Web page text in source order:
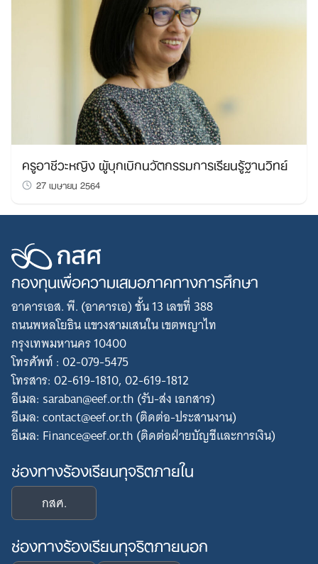
Search
for:
ครูอาชีวะหญิง ผู้บุกเบิกนวัตกรรมการเรียนรู้ฐานวิทย์
27 เมษายน 2564
กองทุนเพื่อความเสมอภาคทางการศึกษา
อาคารเอส. พี. (อาคารเอ) ชั้น 13 เลขที่ 388
ถนนพหลโยธิน แขวงสามเสนใน เขตพญาไท
กรุงเทพมหานคร 10400
โทรศัพท์ : 02-079-5475
โทรสาร: 02-619-1810, 02-619-1812
อีเมล: saraban@eef.or.th (รับ-ส่ง เอกสาร)
อีเมล: contact@eef.or.th (ติดต่อ-ประสานงาน)
อีเมล: Finance@eef.or.th (ติดต่อฝ่ายบัญชีและการเงิน)
ช่องทางร้องเรียนทุจริตภายใน
กสศ.
ช่องทางร้องเรียนทุจริตภายนอก